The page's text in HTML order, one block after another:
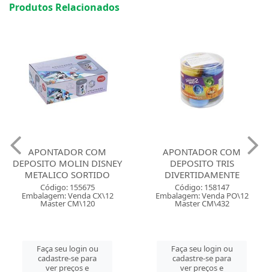
Produtos Relacionados
APONTADOR COM
DEPOSITO MOLIN DISNEY
METALICO SORTIDO
Código: 155675
Embalagem: Venda CX\12
Master CM\120
Faça seu login ou
cadastre-se para
ver preços e
APONTADOR COM
DEPOSITO TRIS
DIVERTIDAMENTE
Código: 158147
Embalagem: Venda PO\12
Master CM\432
Faça seu login ou
cadastre-se para
ver preços e